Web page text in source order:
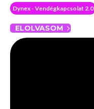
Dynex - Vendégkapcsolat 2.0
ELOLVASOM